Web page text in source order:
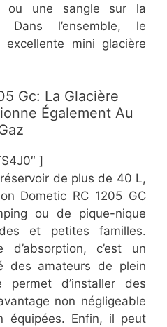
ou une sangle sur la
Dans l’ensemble, le
mini glacière
Gc​: La Glacière
Également Au
]
de plus de 40 L,
Dometic RC 1205 GC
ou de pique-nique
et petites familles.
d’absorption, c’est un
des amateurs de plein
d’installer des
non négligeable
équipées. Enfin, il peut